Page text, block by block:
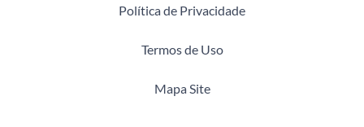
Política de Privacidade
Termos de Uso
Mapa Site